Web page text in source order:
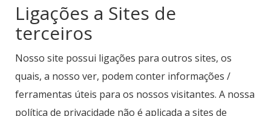
Ligações a Sites de
terceiros
Nosso site possui ligações para outros sites, os
quais, a nosso ver, podem conter informações /
ferramentas úteis para os nossos visitantes. A nossa
política de privacidade não é aplicada a sites de